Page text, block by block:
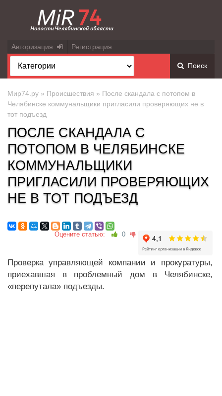
Авторизация Регистрация
Поиск
Мир74.ру » Происшествия » После скандала с потопом в
Челябинске коммунальщики пригласили проверяющих не в
тот подъезд
ПОСЛЕ СКАНДАЛА С
ПОТОПОМ В ЧЕЛЯБИНСКЕ
КОММУНАЛЬЩИКИ
ПРИГЛАСИЛИ ПРОВЕРЯЮЩИХ
НЕ В ТОТ ПОДЪЕЗД
Оцените статью: 0
Проверка управляющей компании и прокуратуры,
приехавшая в проблемный дом в Челябинске,
«перепутала» подъезды.